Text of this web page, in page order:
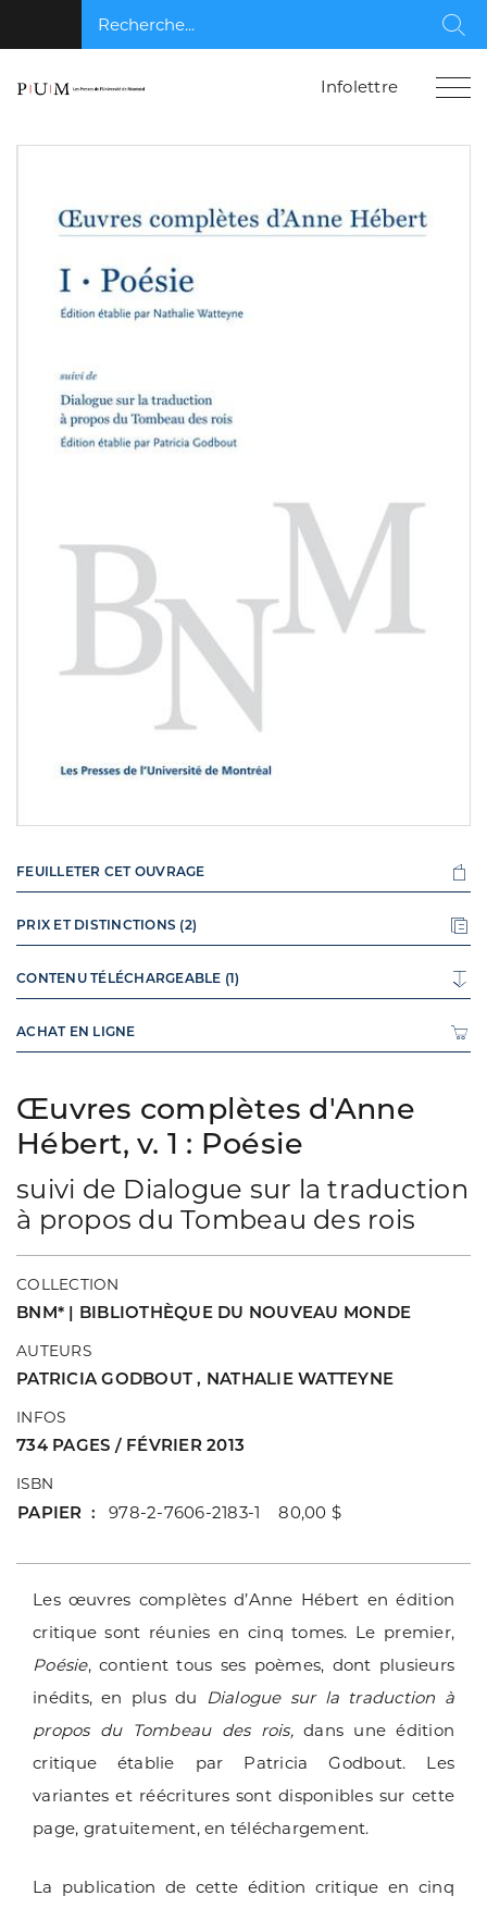
Recherche...
Infolettre
Œuvres complètes d'Anne
Hébert, v. 1 : Poésie
suivi de Dialogue sur la traduction
à propos du Tombeau des rois
COLLECTION
BNM* | BIBLIOTHÈQUE DU NOUVEAU MONDE
AUTEURS
PATRICIA GODBOUT, NATHALIE WATTEYNE
INFOS
734 PAGES / FÉVRIER 2013
ISBN
PAPIER 978-2-7606-2183-1 80,00 $
Les œuvres complètes d’Anne Hébert en édition
critique sont réunies en cinq tomes. Le premier,
Poésie, contient tous ses poèmes, dont plusieurs
inédits, en plus du Dialogue sur la traduction à
propos du Tombeau des rois, dans une édition
critique établie par Patricia Godbout. Les
variantes et réécritures sont disponibles sur cette
page, gratuitement, en téléchargement.
La publication de cette édition critique en cinq
FEUILLETER CET OUVRAGE
PRIX ET DISTINCTIONS (2)
CONTENU TÉLÉCHARGEABLE (1)
ACHAT EN LIGNE